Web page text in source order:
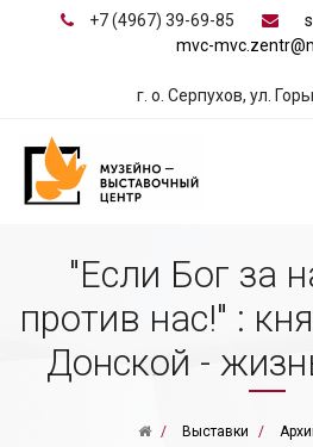
+7 (4967) 39-69-85
mvc-
г. о. Серпухов, ул.
"Если Бог за
против нас!" :
Донской -
Выставки